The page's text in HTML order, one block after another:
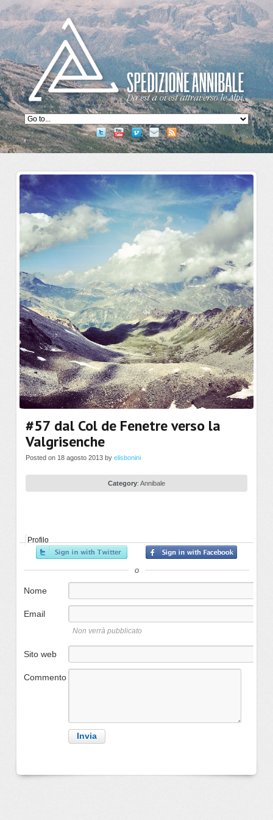
#57 dal Col de Fenetre verso la
Valgrisenche
Posted on 18 agosto 2013 by elisbonini
Category: Annibale
Profilo
o
Nome
Email
Non verrà pubblicato
Sito web
Commento